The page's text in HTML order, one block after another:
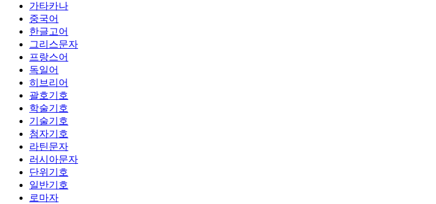
가타카나
중국어
한글고어
그리스문자
프랑스어
독일어
히브리어
괄호기호
학술기호
기술기호
첨자기호
라틴문자
러시아문자
단위기호
일반기호
로마자